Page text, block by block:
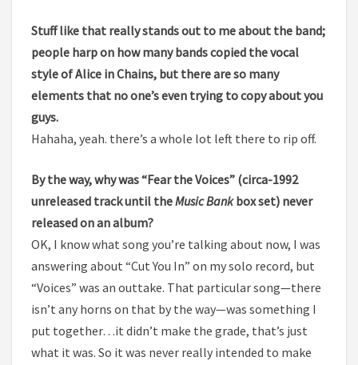
Stuff like that really stands out to me about the band;
people harp on how many bands copied the vocal
style of Alice in Chains, but there are so many
elements that no one’s even trying to copy about you
guys.
Hahaha, yeah. there’s a whole lot left there to rip off.
By the way, why was “Fear the Voices” (circa-1992
unreleased track until theMusic Bankbox set) never
released on an album?
OK, I know what song you’re talking about now, I was
answering about “Cut You In” on my solo record, but
“Voices” was an outtake. That particular song—there
isn’t any horns on that by the way—was something I
put together…it didn’t make the grade, that’s just
what it was. So it was never really intended to make